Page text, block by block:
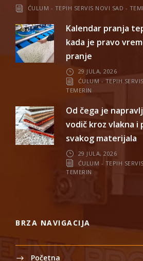
ĆULUM - TEPIH SERVIS NOVI SAD -
Kalendar pranja
kada je pravo
pranje
29 JULA, 2026
ĆULUM - TEPIH
TEMERIN
Od čega je
vodič kroz vlakna
svakog materijala
29 JULA, 2026
ĆULUM - TEPIH
TEMERIN
BRZA NAVIGACIJA
Početna